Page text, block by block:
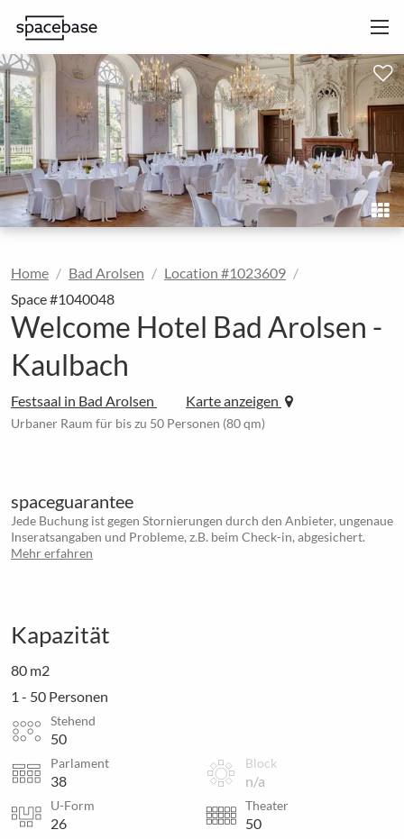
Home Bad Arolsen
Location #1023609
Space #1040048
Welcome Hotel Bad Arolsen -
Kaulbach
Festsaal in Bad Arolsen Karte anzeigen
Urbaner Raum für bis zu 50 Personen (80 qm)
spaceguarantee
Jede Buchung ist gegen Stornierungen durch den Anbieter, ungenaue
Inseratsangaben und Probleme, z.B. beim Check-in, abgesichert.
Mehr erfahren
Kapazität
80 m2
1 - 50 Personen
Stehend
50
Parlament
38
Block
n/a
U-Form
26
Theater
50